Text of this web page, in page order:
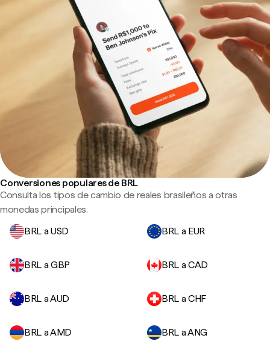
Conversiones populares de BRL
Consulta los tipos de cambio de reales brasileños a otras
monedas principales.
BRL a USD
BRL a EUR
BRL a GBP BRL a CAD
BRL a AUD BRL a CHF
BRL a AMD
BRL a ANG